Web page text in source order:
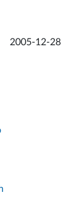
2005-12-28